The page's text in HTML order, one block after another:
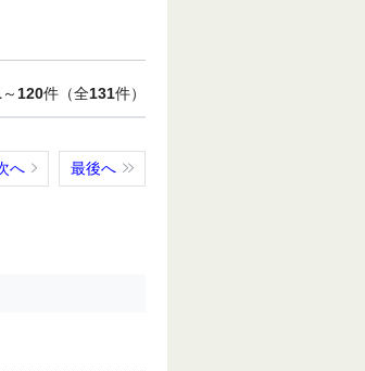
～ 120件（全131件）
へ 最後へ